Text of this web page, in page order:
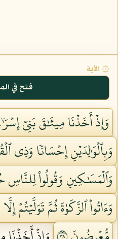
۞ الآية
فتح في
وَإِذۡ أَخَذۡنَا مِيثَٰقَ بَنِيٓ
وَبِٱلۡوَٰلِدَيۡنِ إِحۡسَانٗا وَذِي
وَٱلۡمَسَٰكِينِ وَقُولُواْ لِلنَّاسِ
وَءَاتُواْ ٱلزَّكَوٰةَ ثُمَّ تَوَلَّيۡتُمۡ